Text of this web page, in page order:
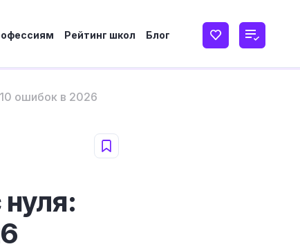
Рейтинг школ Блог
ошибок в 2026